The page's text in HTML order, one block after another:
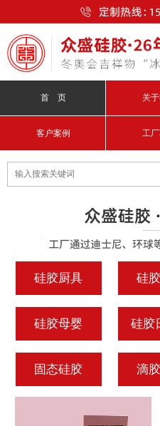
首 页 关
客户案例 工
硅胶厨具 硅
硅胶母婴 硅胶
固态硅胶 滴